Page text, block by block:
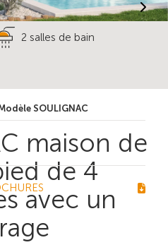
SOULIGNAC
maison de
de 4
avec un
2 salles de bain